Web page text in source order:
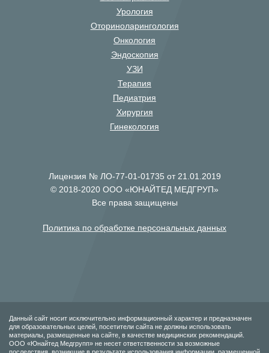
Урология
Оториноларингология
Онкология
Эндоскопия
УЗИ
Терапия
Педиатрия
Хирургия
Гинекология
Лицензия № ЛО-77-01-01735 от 21.01.2019
© 2018-2020 ООО «ЮНАЙТЕД МЕДГРУП»
Все права защищены
Политика по обработке персональных данных
Данный сайт носит исключительно информационный характер и предназначен
для образовательных целей, посетители сайта не должны использовать
материалы, размещенные на сайте, в качестве медицинских рекомендаций.
ООО «Юнайтед Медгрупп» не несет ответственности за возможные